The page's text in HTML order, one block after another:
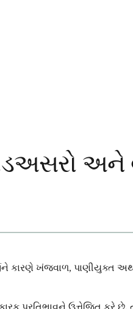
અને
કારણે ખંજવાળ, પાણીયુક્ત